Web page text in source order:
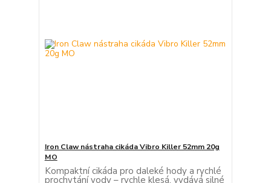
Iron Claw nástraha cikáda Vibro Killer 52mm 20g
MO
Kompaktní cikáda pro daleké hody a rychlé
prochytání vody – rychle klesá, vydává silné